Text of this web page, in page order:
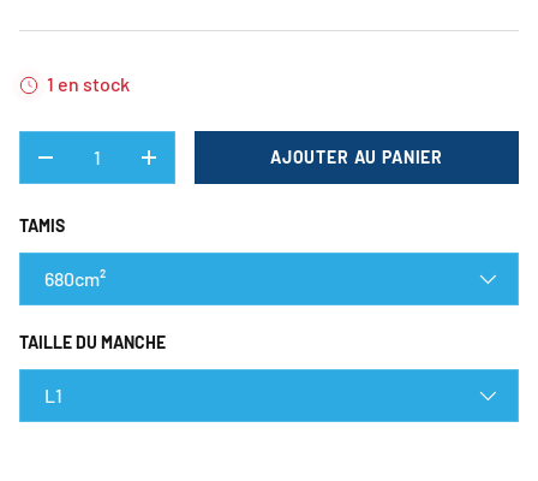
1 en stock
DIMINUER LA QUANTITÉAUGMENTER LA QUANTITÉ
AJOUTER AU PANIER
TAMIS
680cm²
TAILLE DU MANCHE
L1